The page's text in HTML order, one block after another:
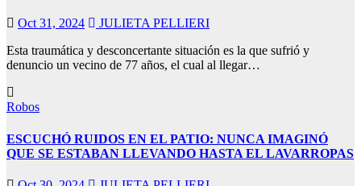
Oct 31, 2024
JULIETA PELLIERI
Esta traumática y desconcertante situación es la que sufrió y
denuncio un vecino de 77 años, el cual al llegar…
Robos
ESCUCHÓ RUIDOS EN EL PATIO: NUNCA IMAGINÓ
QUE SE ESTABAN LLEVANDO HASTA EL LAVARROPAS